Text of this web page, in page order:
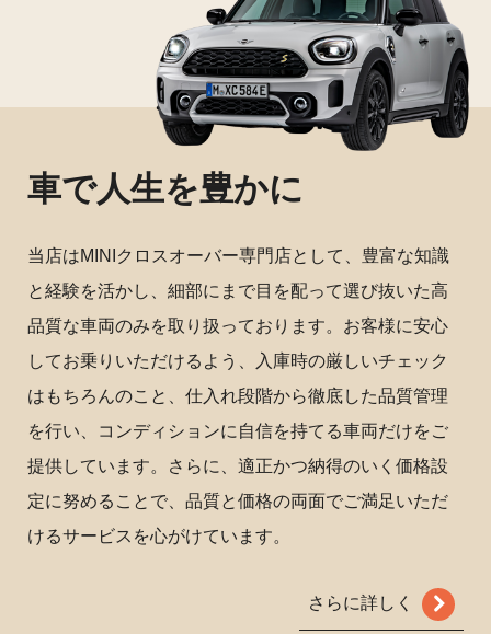
車で人生を豊かに
当店はMINIクロスオーバー専門店として、豊富な知識
と経験を活かし、細部にまで目を配って選び抜いた高
品質な車両のみを取り扱っております。お客様に安心
してお乗りいただけるよう、入庫時の厳しいチェック
はもちろんのこと、仕入れ段階から徹底した品質管理
を行い、コンディションに自信を持てる車両だけをご
提供しています。さらに、適正かつ納得のいく価格設
定に努めることで、品質と価格の両面でご満足いただ
けるサービスを心がけています。
さらに詳しく